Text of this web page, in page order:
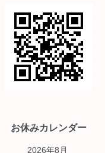
お休みカレンダー
2026年8月